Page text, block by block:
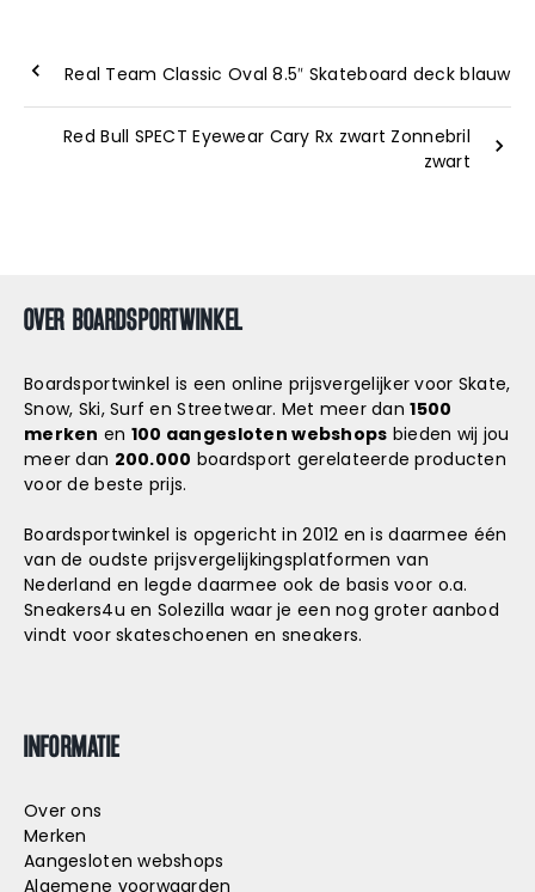
Real Team Classic Oval 8.5″ Skateboard deck blauw
Red Bull SPECT Eyewear Cary Rx zwart Zonnebril
zwart
OVER BOARDSPORTWINKEL
Boardsportwinkel is een online prijsvergelijker voor Skate,
Snow, Ski, Surf en Streetwear. Met meer dan1500
merken en 100 aangesloten webshops bieden wij jou
meer dan 200.000 boardsport gerelateerde producten
voor de beste prijs.
Boardsportwinkel is opgericht in 2012 en is daarmee één
van de oudste prijsvergelijkingsplatformen van
Nederland en legde daarmee ook de basis voor o.a.
Sneakers4u en Solezilla waar je een nog groter aanbod
vindt voor skateschoenen en sneakers.
INFORMATIE
Over ons
Merken
Aangesloten webshops
Algemene voorwaarden